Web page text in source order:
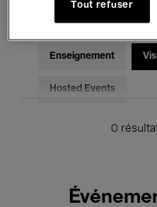
Pour tous Kids’
Enseignement
Hosted Events
0
Tout refuser